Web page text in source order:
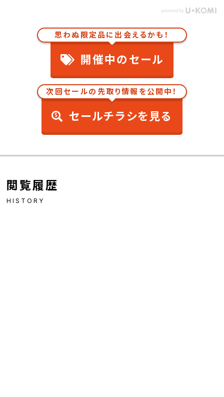
思わぬ限定品に出会えるかも！
開催中のセール
次回セールの先取り情報を公開中！
セールチラシを見る
閲覧履歴
HISTORY